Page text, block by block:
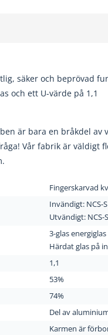
säker och beprövad
och ett U-värde på 1,1
är bara en bråkdel
Vår fabrik är
Fingerskarvad
Invändigt: NCS-
Utvändigt: NCS-
3-glas
Härdat glas på
1,1
53%
74%
Del av
Karmen är